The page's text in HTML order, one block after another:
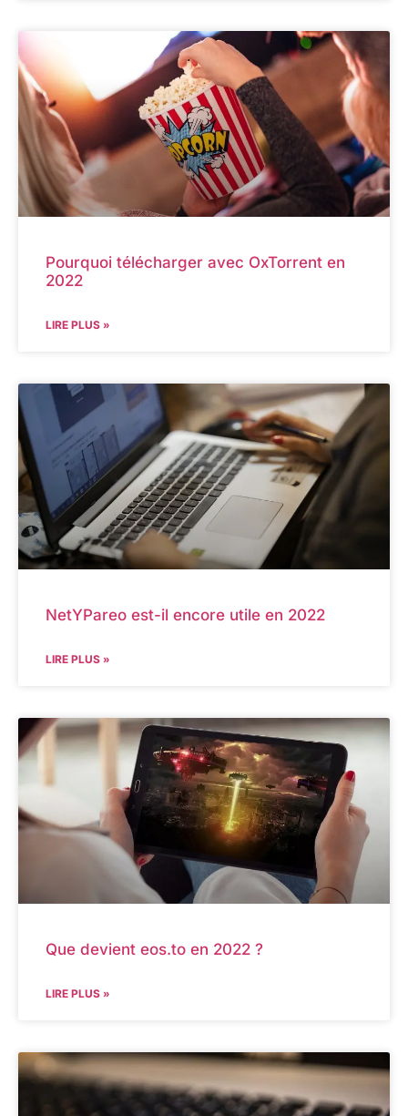
Pourquoi télécharger avec OxTorrent en
2022
LIRE PLUS »
NetYPareo est-il encore utile en 2022
LIRE PLUS »
Que devient eos.to en 2022 ?
LIRE PLUS »